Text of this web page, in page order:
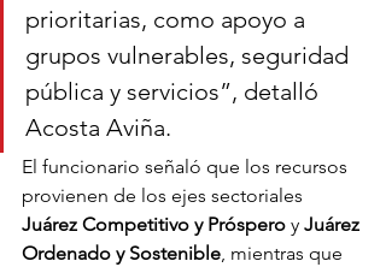
prioritarias, como apoyo a
grupos vulnerables, seguridad
pública y servicios”, detalló
Acosta Aviña.
El funcionario señaló que los recursos
provienen de los ejes sectoriales
Juárez Competitivo y Próspero y Juárez
Ordenado y Sostenible, mientras que